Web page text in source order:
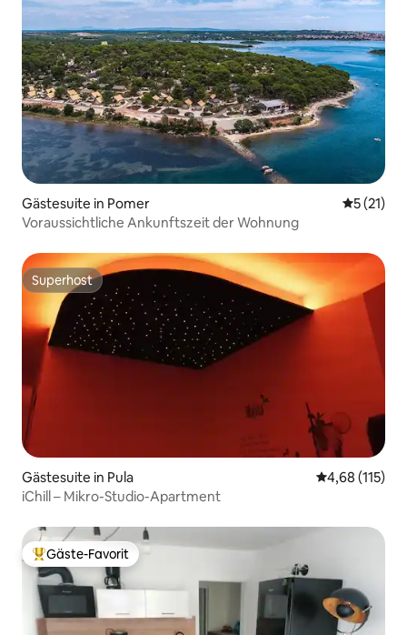
Gästesuite in Pomer
5 (21)
Voraussichtliche Ankunftszeit der Wohnung
Superhost
Superhost
Gästesuite in Pula
4,68 (115)
iChill – Mikro-Studio-Apartment
Beliebter Gäste-Favorit.
Gäste-Favorit